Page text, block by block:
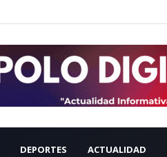
DEPORTES ACTUALIDAD